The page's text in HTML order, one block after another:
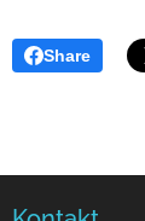
Share